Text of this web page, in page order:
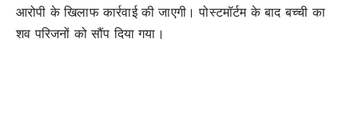
आरोपी के खिलाफ कार्रवाई की जाएगी। पोस्टमॉर्टम के बाद बच्ची का
शव परिजनों को सौंप दिया गया।